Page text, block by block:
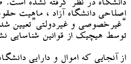
اصلاحی دانشگاه آزاد ، ماهیت
“غیرخصوصی و غیردولتی”تعیین
توسط هیچیک از قوانین شناسایی
از آنجایی که اموال و دارایی